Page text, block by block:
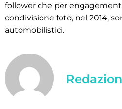
follower che per
condivisione foto, nel 2014,
automobilistici.